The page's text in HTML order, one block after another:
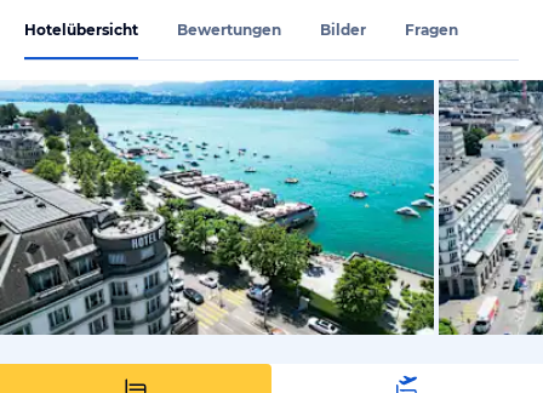
Hotelübersicht Bewertungen Bilder Fragen
vom